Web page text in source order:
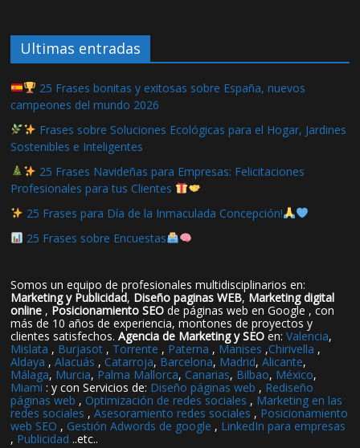
Ultimas entradas
25 Frases bonitas y exitosas sobre España, nuevos
campeones del mundo 2026
Frases sobre Soluciones Ecológicas para el Hogar, Jardines
Sostenibles e Inteligentes
25 Frases Navideñas para Empresas: Felicitaciones
Profesionales para tus Clientes
25 Frases para Día de la Inmaculada Concepción!
25 Frases sobre Encuestas
Somos un equipo de profesionales multidisciplinarios en:
Marketing y Publicidad, Diseño paginas WEB, Marketing digital
online , Posicionamiento SEO de páginas web en Google , con
más de 10 años de experiencia, montones de proyectos y
clientes satisfechos.Agencia de Marketing y SEO en:Valencia,
Mislata , Burjasot , Torrente , Paterna , Manises ,Chirivella ,
Aldaya ,Alacuás , Catarroja, Barcelona, Madrid,Alicante,
Málaga, Murcia, Palma Mallorca, Canarias, Bilbao, México,
Miami : y con Servicios de: Diseño páginas web , Rediseño
páginas web , Optimización de redes sociales , Marketing en las
redes sociales ,Asesoramiento redes sociales , Posicionamiento
web SEO , Gestión Adwords de google , LinkedIn para empresas
, Publicidad ..etc..